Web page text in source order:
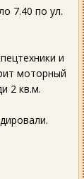
7.40 по ул.
и
моторный
2 кв.м.